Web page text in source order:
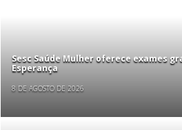
Sesc Saúde Mulher oferece exames
Esperança
8 DE AGOSTO DE 2026